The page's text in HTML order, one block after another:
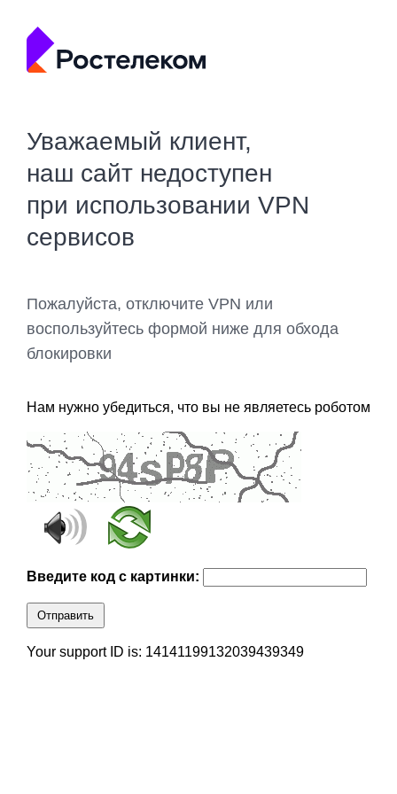
Уважаемый клиент,
наш сайт недоступен
при использовании VPN
сервисов
Пожалуйста, отключите VPN или
воспользуйтесь формой ниже для обхода
блокировки
Нам нужно убедиться, что вы не являетесь роботом
Введите код с картинки:
Отправить
Your support ID is: 14141199132039439349